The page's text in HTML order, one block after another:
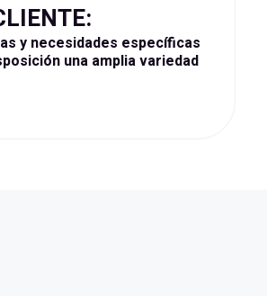
y necesidades específicas
una amplia variedad